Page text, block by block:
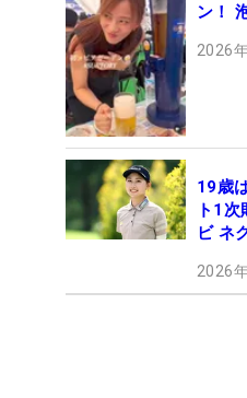
ン！
2026
19歳
ト1
ビ ネ
2026